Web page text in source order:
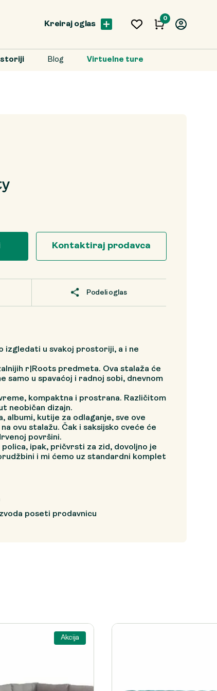
0
Kreiraj oglas
Blog Virtuelne ture
Podeli oglas
Kontaktiraj prodavca
izgledati u svakoj prostoriji, a i ne
r|Roots predmeta. Ova stalaža će
samo u spavaćoj i radnoj sobi, dnevnom
kompaktna i prostrana. Različitom
neobičan dizajn.
albumi, kutije za odlaganje, sve ove
ovu stalažu. Čak i saksijsko cveće će
površini.
ipak, pričvrsti za zid, dovoljno je
i mi ćemo uz standardni komplet
poseti prodavnicu
Akcija